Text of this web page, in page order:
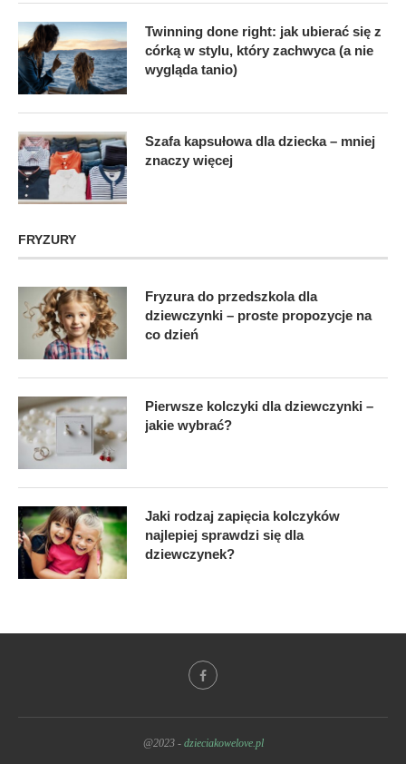
Twinning done right: jak ubierać się z
córką w stylu, który zachwyca (a nie
wygląda tanio)
Szafa kapsułowa dla dziecka – mniej
znaczy więcej
FRYZURY
Fryzura do przedszkola dla
dziewczynki – proste propozycje na
co dzień
Pierwsze kolczyki dla dziewczynki –
jakie wybrać?
Jaki rodzaj zapięcia kolczyków
najlepiej sprawdzi się dla
dziewczynek?
@2023 - dzieciakowelove.pl